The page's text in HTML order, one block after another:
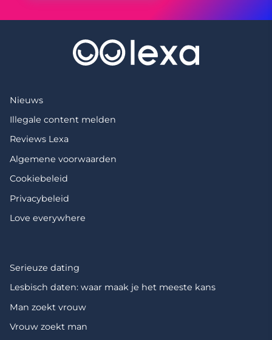
Nieuws
Illegale content melden
Reviews Lexa
Algemene voorwaarden
Cookiebeleid
Privacybeleid
Love everywhere
Serieuze dating
Lesbisch daten: waar maak je het meeste kans
Man zoekt vrouw
Vrouw zoekt man